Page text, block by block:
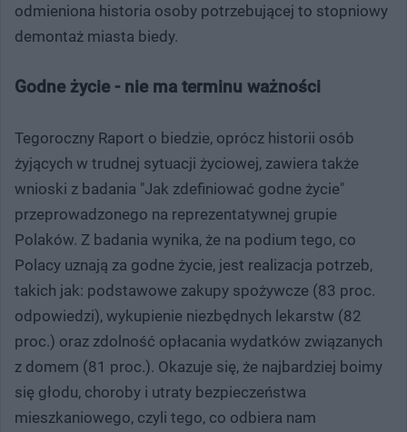
odmieniona historia osoby potrzebującej to stopniowy
demontaż miasta biedy.
Godne życie - nie ma terminu ważności
Tegoroczny Raport o biedzie, oprócz historii osób
żyjących w trudnej sytuacji życiowej, zawiera także
wnioski z badania "Jak zdefiniować godne życie"
przeprowadzonego na reprezentatywnej grupie
Polaków. Z badania wynika, że na podium tego, co
Polacy uznają za godne życie, jest realizacja potrzeb,
takich jak: podstawowe zakupy spożywcze (83 proc.
odpowiedzi), wykupienie niezbędnych lekarstw (82
proc.) oraz zdolność opłacania wydatków związanych
z domem (81 proc.). Okazuje się, że najbardziej boimy
się głodu, choroby i utraty bezpieczeństwa
mieszkaniowego, czyli tego, co odbiera nam